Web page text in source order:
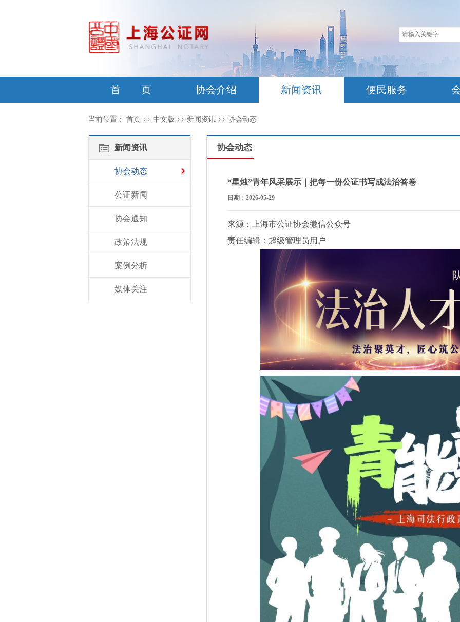
首 页 协会介绍 新闻资讯 便民服务
当前位置： 首页 >> 中文版 >> 新闻资讯 >> 协会动态
新闻资讯
协会动态
公证新闻
协会通知
政策法规
案例分析
媒体关注
协会动态
“星烛”青年风采展示｜把每一份公证书写成法治答卷
日期：2026-05-29
来源：上海市公证协会微信公众号
责任编辑：超级管理员用户